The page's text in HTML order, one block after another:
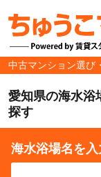
中古マンション選び
愛知県の海水浴
探す
海水浴場名を